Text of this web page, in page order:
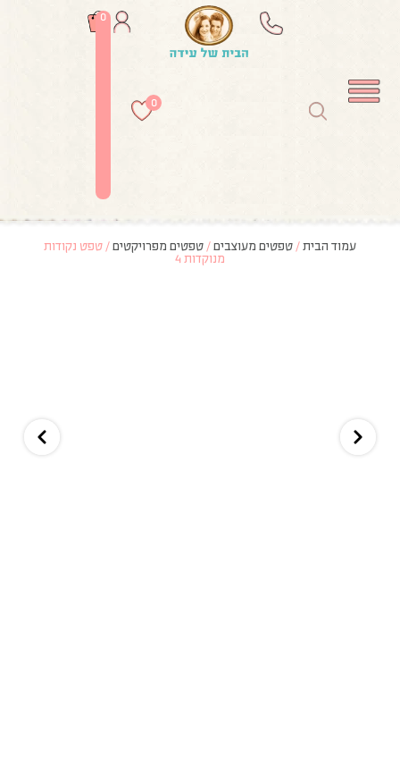
0
0
עמוד הבית/ טפטים מעוצבים/ טפטים מפרויקטים/ טפט נקודות
מנוקדות 4